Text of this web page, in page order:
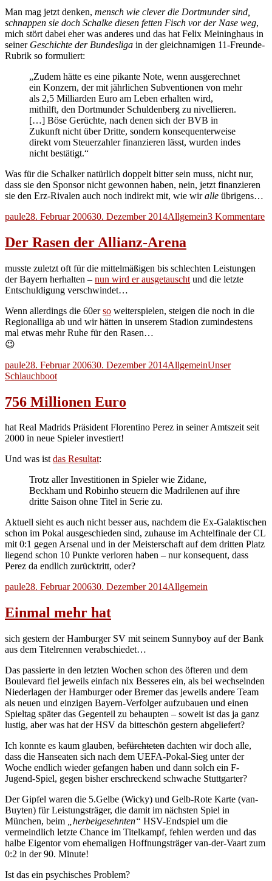
Man mag jetzt denken, mensch wie clever die Dortmunder sind,
schnappen sie doch Schalke diesen fetten Fisch vor der Nase weg,
mich stört dabei eher was anderes und das hat Felix Meininghaus in
seiner Geschichte der Bundesliga in der gleichnamigen 11-Freunde-
Rubrik so formuliert:
„Zudem hätte es eine pikante Note, wenn ausgerechnet
ein Konzern, der mit jährlichen Subventionen von mehr
als 2,5 Milliarden Euro am Leben erhalten wird,
mithilft, den Dortmunder Schuldenberg zu nivellieren.
[…] Böse Gerüchte, nach denen sich der BVB in
Zukunft nicht über Dritte, sondern konsequenterweise
direkt vom Steuerzahler finanzieren lässt, wurden indes
nicht bestätigt.“
Was für die Schalker natürlich doppelt bitter sein muss, nicht nur,
dass sie den Sponsor nicht gewonnen haben, nein, jetzt finanzieren
sie den Erz-Rivalen auch noch indirekt mit, wie wiralle übrigens…
Autor
pauleVeröffentlicht
28. Februar 200630. Dezember 2014Kategorien
Allgemein3 Kommentare
Der Rasen der Allianz-Arena
musste zuletzt oft für die mittelmäßigen bis schlechten Leistungen
der Bayern herhalten – nun wird er ausgetauscht und die letzte
Entschuldigung verschwindet…
Wenn allerdings die 60erso weiterspielen, steigen die noch in die
Regionalliga ab und wir hätten in unserem Stadion zumindestens
mal etwas mehr Ruhe für den Rasen…
😉
Autor
pauleVeröffentlicht
am
28. Februar 200630. Dezember 2014Kategorien
AllgemeinSchlagwörter
Unser
Schlauchboot
756 Millionen Euro
hat Real Madrids Präsident Florentino Perez in seiner Amtszeit seit
2000 in neue Spieler investiert!
Und was istdas Resultat:
Trotz aller Investitionen in Spieler wie Zidane,
Beckham und Robinho steuern die Madrilenen auf ihre
dritte Saison ohne Titel in Serie zu.
Aktuell sieht es auch nicht besser aus, nachdem die Ex-Galaktischen
schon im Pokal ausgeschieden sind, zuhause im Achtelfinale der CL
mit 0:1 gegen Arsenal und in der Meisterschaft auf dem dritten Platz
liegend schon 10 Punkte verloren haben – nur konsequent, dass
Perez da endlich zurücktritt, oder?
Autor
pauleVeröffentlicht
28. Februar 200630. Dezember 2014Kategorien
Allgemein
Einmal mehr hat
sich gestern der Hamburger SV mit seinem Sunnyboy auf der Bank
aus dem Titelrennen verabschiedet…
Das passierte in den letzten Wochen schon des öfteren und dem
Boulevard fiel jeweils einfach nix Besseres ein, als bei wechselnden
Niederlagen der Hamburger oder Bremer das jeweils andere Team
als neuen und einzigen Bayern-Verfolger aufzubauen und einen
Spieltag später das Gegenteil zu behaupten – soweit ist das ja ganz
lustig, aber was hat der HSV da bitteschön gestern abgeliefert?
Ich konnte es kaum glauben, befürchteten dachten wir doch alle,
dass die Hanseaten sich nach dem UEFA-Pokal-Sieg unter der
Woche endlich wieder gefangen haben und dann solch ein F-
Jugend-Spiel, gegen bisher erschreckend schwache Stuttgarter?
Der Gipfel waren die 5.Gelbe (Wicky) und Gelb-Rote Karte (van-
Buyten) für Leistungsträger, die damit im nächsten Spiel in
München, beim
„herbeigesehnten“ HSV-Endspiel um die
vermeindlich letzte Chance im Titelkampf, fehlen werden und das
halbe Eigentor vom ehemaligen Hoffnungsträger van-der-Vaart zum
0:2 in der 90. Minute!
Ist das ein psychisches Problem?